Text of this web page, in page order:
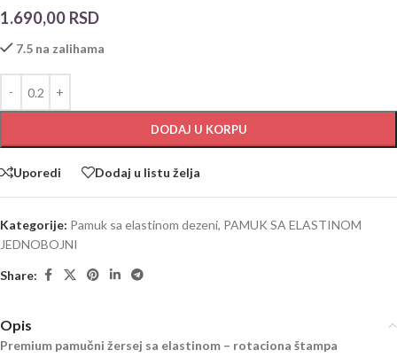
1.690,00 RSD
7.5 na zalihama
DODAJ U KORPU
Uporedi Dodaj u listu želja
Kategorije: Pamuk sa elastinom dezeni, PAMUK SA ELASTINOM
JEDNOBOJNI
Share:
Opis
Premium pamučni žersej sa elastinom – rotaciona štampa